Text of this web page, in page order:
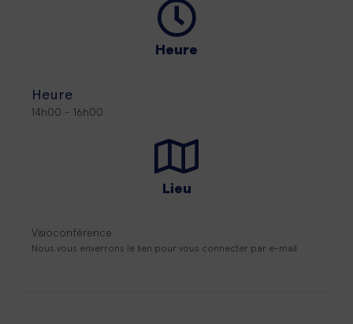
Heure
Heure
14h00 - 16h00
Lieu
Visioconférence
Nous vous enverrons le lien pour vous connecter par e-mail